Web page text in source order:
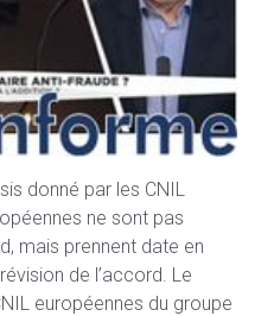
donné par les CNIL
ne sont pas
mais prennent date en
de l’accord. Le
européennes du groupe